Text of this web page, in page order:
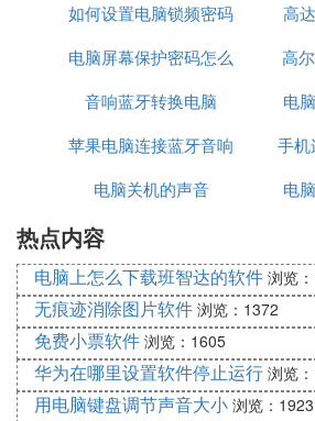
如何设置电脑锁频密码
高
电脑屏幕保护密码怎么
解码
高
音响蓝牙转换电脑
电
苹果电脑连接蓝牙音响
却用不了
手
电脑关机的声音
电
热点内容
电脑上怎么下载班智达的软件 浏览
无痕迹消除图片软件 浏览：1372
免费小票软件 浏览：1605
华为在哪里设置软件停止运行 浏览
用电脑键盘调节声音大小 浏览：1923